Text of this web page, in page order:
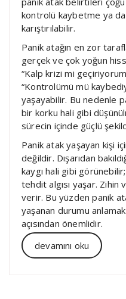
kontrolü kaybetme ya
karıştırılabilir.
Panik atağın en zor
gerçek ve çok yoğun
“Kalp krizi mi
“Kontrolümü mü
yaşayabilir. Bu nedenle
bir korku hali gibi
sürecin içinde güçlü
Panik atak yaşayan kişi
değildir. Dışarıdan
kaygı hali gibi
tehdit algısı yaşar. Zihin
verir. Bu yüzden panik
yaşanan durumu
açısından önemlidir.
devamını oku